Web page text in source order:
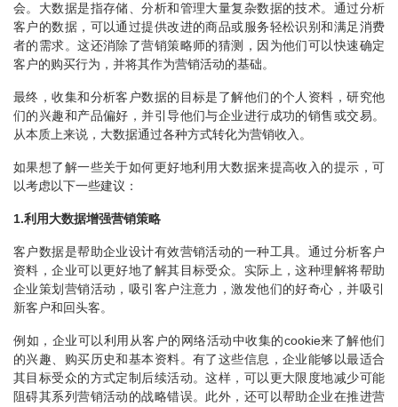
会。大数据是指存储、分析和管理大量复杂数据的技术。通过分析
客户的数据，可以通过提供改进的商品或服务轻松识别和满足消费
者的需求。这还消除了营销策略师的猜测，因为他们可以快速确定
客户的购买行为，并将其作为营销活动的基础。
最终，收集和分析客户数据的目标是了解他们的个人资料，研究他
们的兴趣和产品偏好，并引导他们与企业进行成功的销售或交易。
从本质上来说，大数据通过各种方式转化为营销收入。
如果想了解一些关于如何更好地利用大数据来提高收入的提示，可
以考虑以下一些建议：
1.利用大数据增强营销策略
客户数据是帮助企业设计有效营销活动的一种工具。通过分析客户
资料，企业可以更好地了解其目标受众。实际上，这种理解将帮助
企业策划营销活动，吸引客户注意力，激发他们的好奇心，并吸引
新客户和回头客。
例如，企业可以利用从客户的网络活动中收集的cookie来了解他们
的兴趣、购买历史和基本资料。有了这些信息，企业能够以最适合
其目标受众的方式定制后续活动。这样，可以更大限度地减少可能
阻碍其系列营销活动的战略错误。此外，还可以帮助企业在推进营